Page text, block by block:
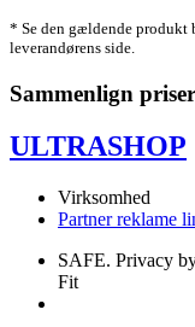
* Se den gældende produkt
leverandørens side.
Sammenlign
ULTRASHOP
Virksomhed
Partner reklame
SAFE. Privacy
Fit